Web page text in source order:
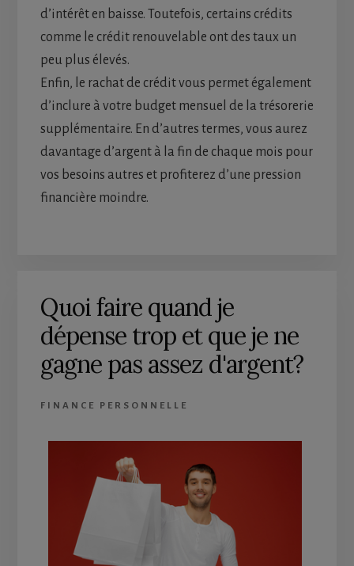
d’intérêt en baisse. Toutefois, certains crédits
comme le crédit renouvelable ont des taux un
peu plus élevés.
Enfin, le rachat de crédit vous permet également
d’inclure à votre budget mensuel de la trésorerie
supplémentaire. En d’autres termes, vous aurez
davantage d’argent à la fin de chaque mois pour
vos besoins autres et profiterez d’une pression
financière moindre.
Quoi faire quand je
dépense trop et que je ne
gagne pas assez d'argent?
FINANCE PERSONNELLE